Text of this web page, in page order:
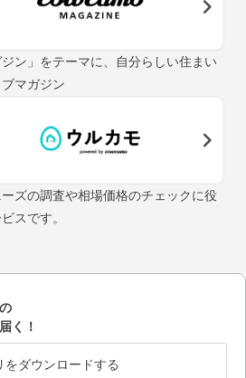
ジン」をテーマに、自分らしい住まい
マガジン
ズの調査や相場価格のチェックに役
スです。
く！
をダウンロードする